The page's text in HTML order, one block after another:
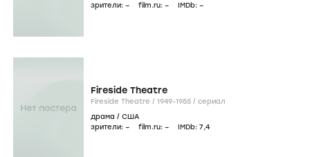
зрители: – film.ru: – IMDb: –
Fireside Theatre
Fireside Theatre / 1949-1955 / сериал
драма / США
зрители: – film.ru: – IMDb: 7,4